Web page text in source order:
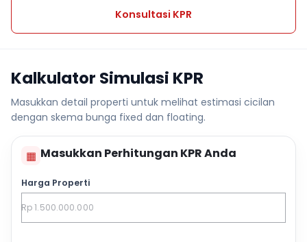
Konsultasi KPR
Kalkulator Simulasi KPR
Masukkan detail properti untuk melihat estimasi cicilan
dengan skema bunga fixed dan floating.
▦ Masukkan Perhitungan KPR Anda
Harga Properti